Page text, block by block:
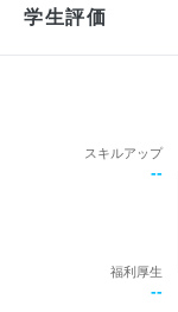
学生評価
福利厚生
--
スキルアップ
--